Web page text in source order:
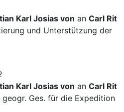
Karl Josias von an Carl
und Unterstützung der
Karl Josias von an Carl
Ges. für die Expedition